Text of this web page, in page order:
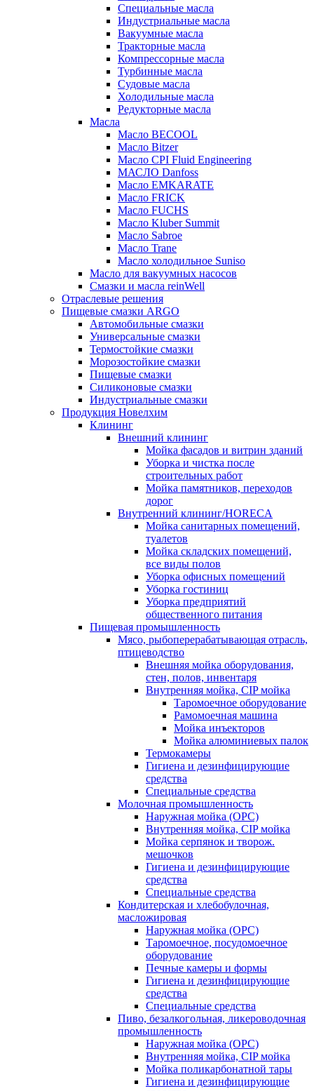
Специальные масла
Индустриальные масла
Вакуумные масла
Тракторные масла
Компрессорные масла
Турбинные масла
Судовые масла
Холодильные масла
Редукторные масла
Масла
Масло BECOOL
Масло Bitzer
Масло CPI Fluid Engineering
МАСЛО Danfoss
Масло EMKARATE
Масло FRICK
Масло FUCHS
Масло Kluber Summit
Масло Sabroe
Масло Trane
Масло холодильное Suniso
Масло для вакуумных насосов
Смазки и масла reinWell
Отраслевые решения
Пищевые смазки ARGO
Автомобильные смазки
Универсальные смазки
Термостойкие смазки
Морозостойкие смазки
Пищевые смазки
Силиконовые смазки
Индустриальные смазки
Продукция Новелхим
Клининг
Внешний клининг
Мойка фасадов и витрин зданий
Уборка и чистка после
строительных работ
Мойка памятников, переходов
дорог
Внутренний клининг/HORECA
Мойка санитарных помещений,
туалетов
Мойка складских помещений,
все виды полов
Уборка офисных помещений
Уборка гостиниц
Уборка предприятий
общественного питания
Пищевая промышленность
Мясо, рыбоперерабатывающая отрасль,
птицеводство
Внешняя мойка оборудования,
стен, полов, инвентаря
Внутренняя мойка, CIP мойка
Таромоечное оборудование
Рамомоечная машина
Мойка инъекторов
Мойка алюминиевых палок
Термокамеры
Гигиена и дезинфицирующие
средства
Специальные средства
Молочная промышленность
Наружная мойка (ОРС)
Внутренняя мойка, CIP мойка
Мойка серпянок и творож.
мешочков
Гигиена и дезинфицирующие
средства
Специальные средства
Кондитерская и хлебобулочная,
масложировая
Наружная мойка (ОРС)
Таромоечное, посудомоечное
оборудование
Печные камеры и формы
Гигиена и дезинфицирующие
средства
Специальные средства
Пиво, безалкогольная, ликероводочная
промышленность
Наружная мойка (ОРС)
Внутренняя мойка, CIP мойка
Мойка поликарбонатной тары
Гигиена и дезинфицирующие